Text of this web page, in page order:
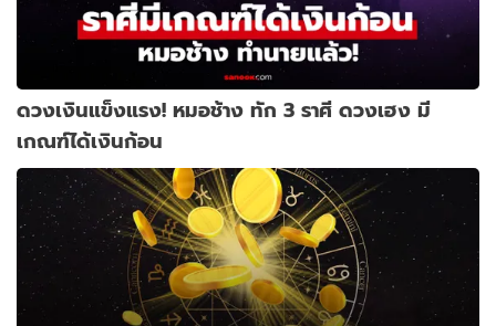
ดวงเงินแข็งแรง! หมอช้าง ทัก 3 ราศี ดวงเฮง มี
เกณฑ์ได้เงินก้อน